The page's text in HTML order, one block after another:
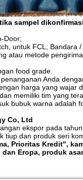
sampel dikonfirmasi
Door;
untuk FCL; Bandara
atau metode
food grade.
Anda
harga yang wajar
memiliki tim yang
bubuk warna adalah
Co, Ltd
ekspor pada
tiup dan produk seri
Prioritas Kredit",
Eropa, produk